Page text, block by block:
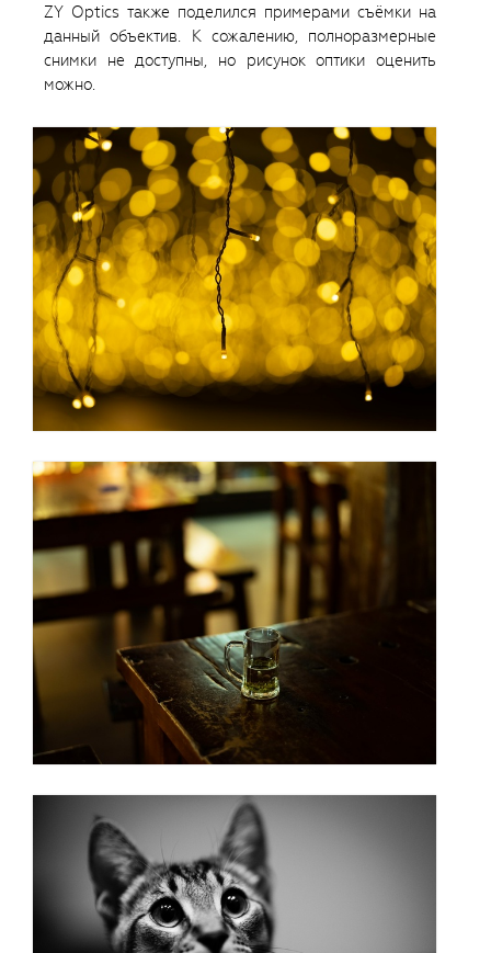
ZY Optics также поделился примерами съёмки на
данный объектив. К сожалению, полноразмерные
снимки не доступны, но рисунок оптики оценить
можно.